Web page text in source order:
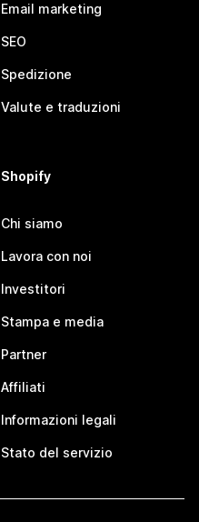
Email marketing
SEO
Spedizione
Valute e traduzioni
Shopify
Chi siamo
Lavora con noi
Investitori
Stampa e media
Partner
Affiliati
Informazioni legali
Stato del servizio